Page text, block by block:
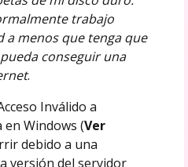
trabajo
a menos que tenga que
conseguir una
.
Inválido a
en Windows (Ver
debido a una
versión del servidor